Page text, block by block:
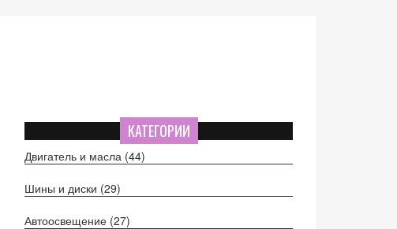
КАТЕГОРИИ
Двигатель и масла (44)
Шины и диски (29)
Автоосвещение (27)